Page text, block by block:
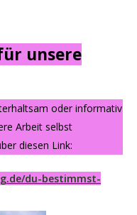
unsere
oder informativ
Arbeit selbst
diesen Link:
du-bestimmst-